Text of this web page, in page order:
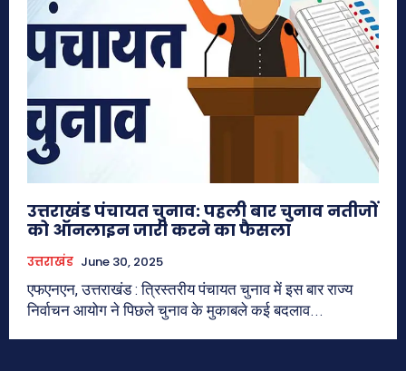
उत्तराखंड पंचायत चुनाव: पहली बार चुनाव नतीजों
को ऑनलाइन जारी करने का फैसला
उत्तराखंड June 30, 2025
एफएनएन, उत्तराखंड : त्रिस्तरीय पंचायत चुनाव में इस बार राज्य
निर्वाचन आयोग ने पिछले चुनाव के मुकाबले कई बदलाव...